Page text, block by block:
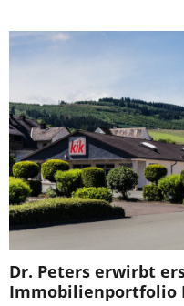
Dr. Peters erwirbt
Immobilienportfolio